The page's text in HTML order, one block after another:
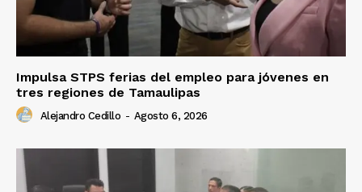
Impulsa STPS ferias del empleo para jóvenes en
tres regiones de Tamaulipas
Alejandro Cedillo - Agosto 6, 2026